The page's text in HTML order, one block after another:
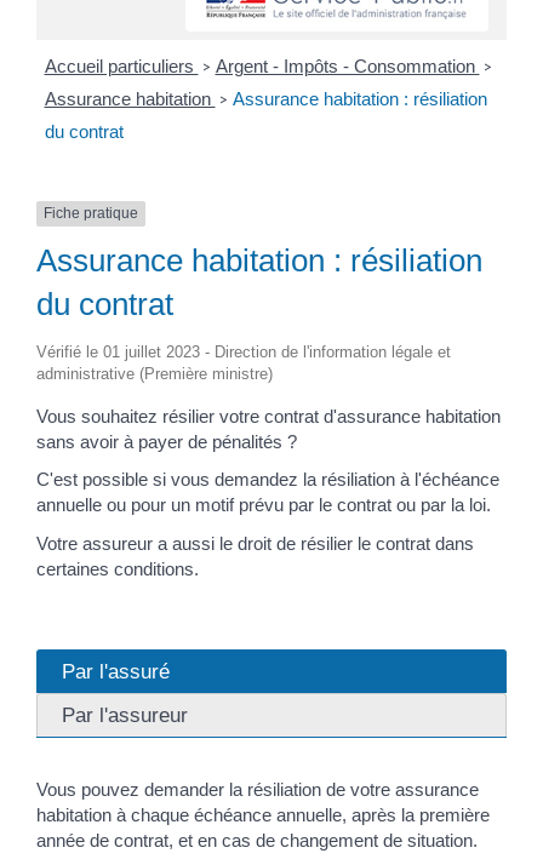
Accueil particuliers > Argent - Impôts - Consommation >
Assurance habitation > Assurance habitation : résiliation
du contrat
Fiche pratique
Assurance habitation : résiliation
du contrat
Vérifié le 01 juillet 2023 - Direction de l'information légale et
administrative (Première ministre)
Vous souhaitez résilier votre contrat d'assurance habitation
sans avoir à payer de pénalités ?
C'est possible si vous demandez la résiliation à l'échéance
annuelle ou pour un motif prévu par le contrat ou par la loi.
Votre assureur a aussi le droit de résilier le contrat dans
certaines conditions.
Par l'assuré
Par l'assureur
Vous pouvez demander la résiliation de votre assurance
habitation à chaque échéance annuelle, après la première
année de contrat, et en cas de changement de situation.